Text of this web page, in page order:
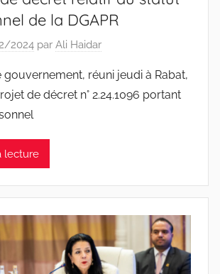
de la DGAPR
2024 par Ali Haidar
gouvernement, réuni jeudi à Rabat,
de décret n° 2.24.1096 portant
lecture